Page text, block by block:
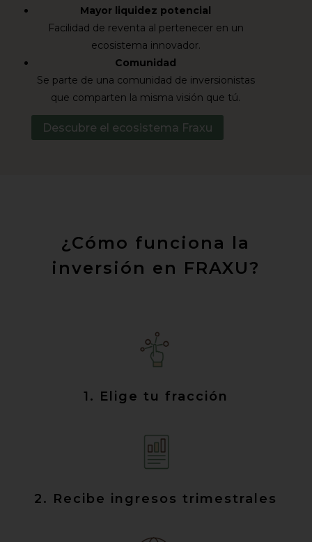
Mayor liquidez potencial
Facilidad de reventa al pertenecer en un
ecosistema innovador.
Comunidad
Se parte de una comunidad de inversionistas
que comparten la misma visión que tú.
Descubre el ecosistema Fraxu
¿Cómo funciona la
inversión en FRAXU?
1. Elige tu fracción
2. Recibe ingresos trimestrales